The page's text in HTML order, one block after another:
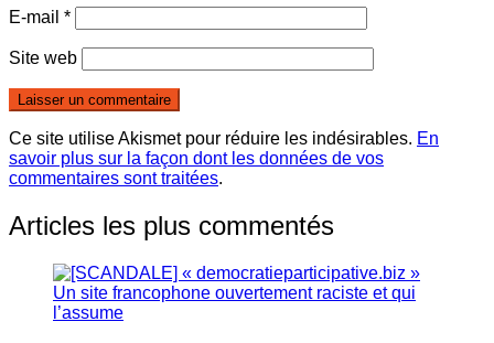
E-mail *
Site web
Ce site utilise Akismet pour réduire les indésirables. En
savoir plus sur la façon dont les données de vos
commentaires sont traitées.
Articles les plus commentés